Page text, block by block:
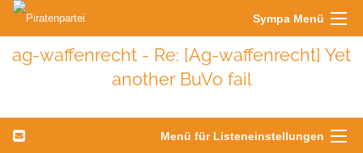
Sympa Menü
ag-waffenrecht - Re: [Ag-waffenrecht] Yet
another BuVo fail
Menü für Listeneinstellungen